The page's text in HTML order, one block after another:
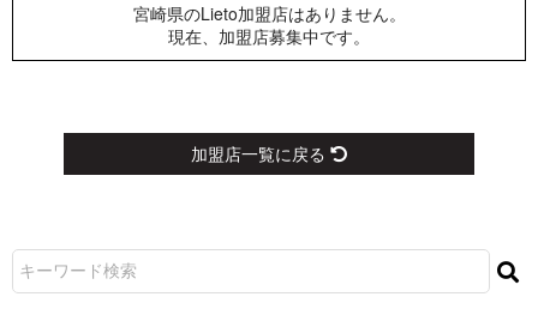
宮崎県のLieto加盟店はありません。
現在、加盟店募集中です。
加盟店一覧に戻る